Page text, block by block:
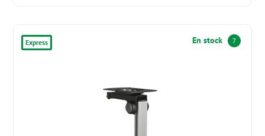
Express En stock 7